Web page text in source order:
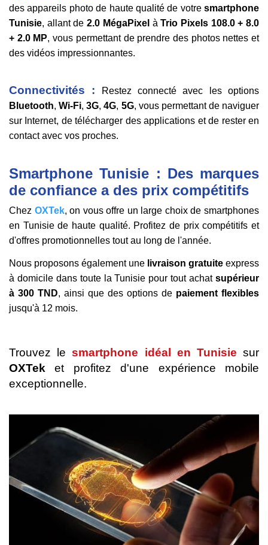
des appareils photo de haute qualité de votre smartphone
Tunisie, allant de2.0 MégaPixel àTrio Pixels 108.0 + 8.0
+ 2.0 MP, vous permettant de prendre des photos nettes et
des vidéos impressionnantes.
Connectivités :
Restez connecté avec les options
Bluetooth,Wi-Fi,3G,4G, 5G, vous permettant de naviguer
sur Internet, de télécharger des applications et de rester en
contact avec vos proches.
Smartphone Tunisie : Des marques
de confiance a des prix compétitifs
Chez OXTek, on vous offre un large choix de smartphones
en Tunisie de haute qualité. Profitez de prix compétitifs et
d'offres promotionnelles tout au long de l'année.
Nous proposons également une livraison gratuite express
à domicile dans toute la Tunisie pour tout achat supérieur
à 300 TND, ainsi que des options de paiement flexibles
jusqu'à 12 mois.
Trouvez lesmartphone idéal en Tunisie sur
OXTek et profitez d'une expérience mobile
exceptionnelle.